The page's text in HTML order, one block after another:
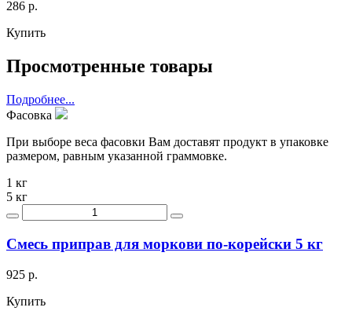
286 р.
Купить
Просмотренные товары
Подробнее...
Фасовка
При выборе веса фасовки Вам доставят продукт в упаковке
размером, равным указанной граммовке.
1 кг
5 кг
Смесь приправ для моркови по-корейски 5 кг
925 р.
Купить